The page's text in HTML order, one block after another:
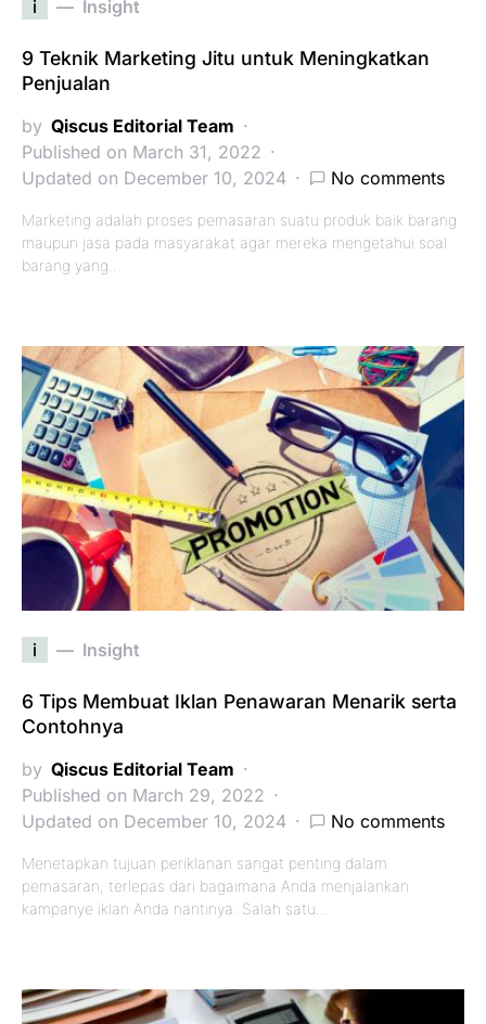
i Insight
9 Teknik Marketing Jitu untuk Meningkatkan
Penjualan
by Qiscus Editorial Team
Published on March 31, 2022
Updated on December 10, 2024
No comments
Marketing adalah proses pemasaran suatu produk baik barang
maupun jasa pada masyarakat agar mereka mengetahui soal
barang yang…
i Insight
6 Tips Membuat Iklan Penawaran Menarik serta
Contohnya
by Qiscus Editorial Team
Published on March 29, 2022
Updated on December 10, 2024
No comments
Menetapkan tujuan periklanan sangat penting dalam
pemasaran, terlepas dari bagaimana Anda menjalankan
kampanye iklan Anda nantinya. Salah satu…